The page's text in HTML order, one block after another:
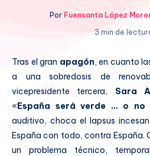
Por Fuensanta López
3 min de
Tras el gran apagón, en cuanto
a una sobredosis de
vicepresidente tercera, Sara
«España será verde … o no
auditivo, choca el lapsus
España con todo, contra España.
un problema técnico,